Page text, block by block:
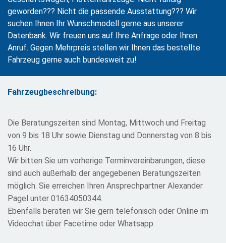
geworden??? Nicht die passende Ausstattung??? Wir
suchen Ihnen Ihr Wunschmodell gerne aus unserer
Datenbank. Wir freuen uns auf Ihre Anfrage oder Ihren
Anruf. Gegen Mehrpreis stellen wir Ihnen das bestellte
Fahrzeug gerne auch bundesweit zu!
Fahrzeugbeschreibung:
Die Beratungszeiten sind Montag, Mittwoch und Freitag
von 9 bis 18 Uhr sowie Dienstag und Donnerstag von 8 bis
16 Uhr.
Wir bitten Sie um vorherige Terminvereinbarungen, diese
sind auch außerhalb der angegebenen Beratungszeiten
möglich. Sie erreichen Ihren Ansprechpartner Alexander
Pagel unter 01634050344.
Ebenfalls beraten wir Sie gern telefonisch oder Online im
Videochat über Facetime oder Whatsapp.